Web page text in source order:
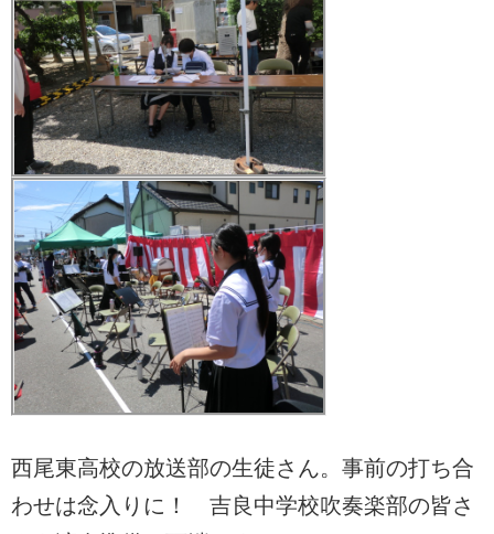
西尾東高校の放送部の生徒さん。事前の打ち合
わせは念入りに！ 吉良中学校吹奏楽部の皆さ